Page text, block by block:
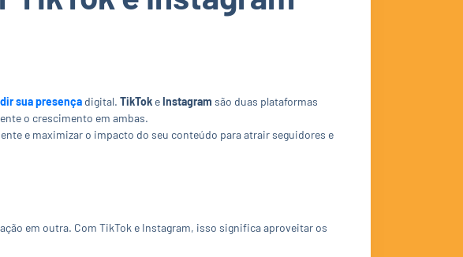
sua presença digital. TikTok eInstagram são duas plataformas
o crescimento em ambas.
e maximizar o impacto do seu conteúdo para atrair seguidores e
em outra. Com TikTok e Instagram, isso significa aproveitar os